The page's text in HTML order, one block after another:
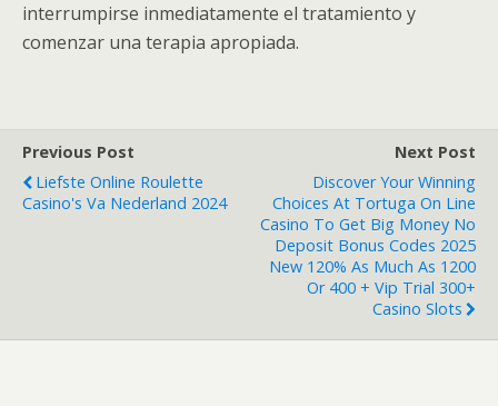
interrumpirse inmediatamente el tratamiento y
comenzar una terapia apropiada.
Previous Post
Liefste Online Roulette
Casino's Va Nederland 2024
Next Post
Discover Your Winning
Choices At Tortuga On Line
Casino To Get Big Money No
Deposit Bonus Codes 2025
New 120% As Much As 1200
Or 400 + Vip Trial 300+
Casino Slots